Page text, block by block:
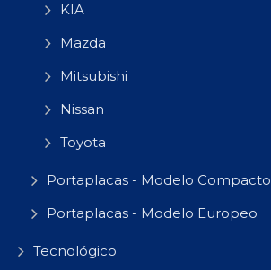
KIA
Mazda
Mitsubishi
Nissan
Toyota
Portaplacas - Modelo Compacto
Portaplacas - Modelo Europeo
Tecnológico